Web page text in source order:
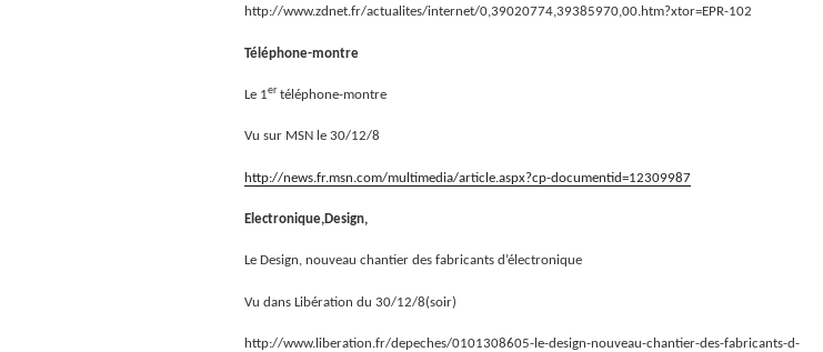
http://www.zdnet.fr/actualites/internet/0,39020774,39385970,00.htm?xtor=EPR-102
Téléphone-montre
Le 1er téléphone-montre
Vu sur MSN le 30/12/8
http://news.fr.msn.com/multimedia/article.aspx?cp-documentid=12309987
Electronique,Design,
Le Design, nouveau chantier des fabricants d’électronique
Vu dans Libération du 30/12/8(soir)
http://www.liberation.fr/depeches/0101308605-le-design-nouveau-chantier-des-fabricants-d-